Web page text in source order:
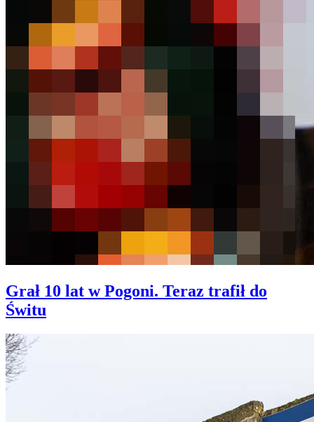
Grał 10 lat w Pogoni. Teraz trafił do
Świtu